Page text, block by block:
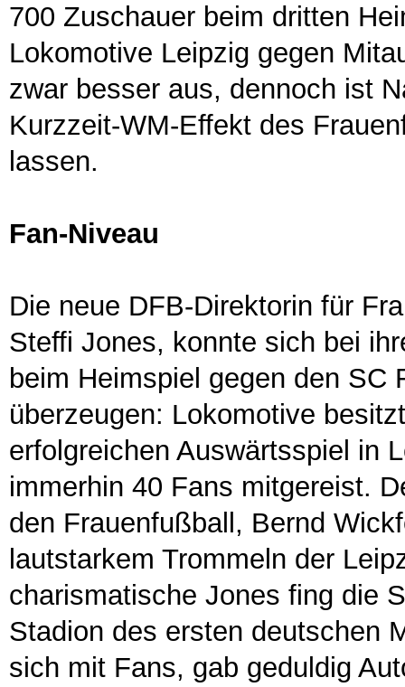
700 Zuschauer beim dritten
Lokomotive Leipzig gegen
zwar besser aus, dennoch ist
Kurzzeit-WM-Effekt des
lassen.
Fan-Niveau
Die neue DFB-Direktorin für
Steffi Jones, konnte sich bei
beim Heimspiel gegen den SC
überzeugen: Lokomotive
erfolgreichen Auswärtsspiel in
immerhin 40 Fans mitgereist.
den Frauenfußball, Bernd
lautstarkem Trommeln der
charismatische Jones fing die
Stadion des ersten deutschen
sich mit Fans, gab geduldig